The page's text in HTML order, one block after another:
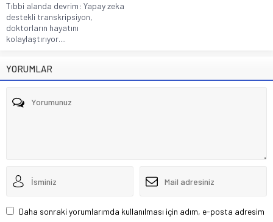
Tıbbi alanda devrim: Yapay zeka
destekli transkripsiyon,
doktorların hayatını
kolaylaştırıyor....
YORUMLAR
Daha sonraki yorumlarımda kullanılması için adım, e-posta adresim